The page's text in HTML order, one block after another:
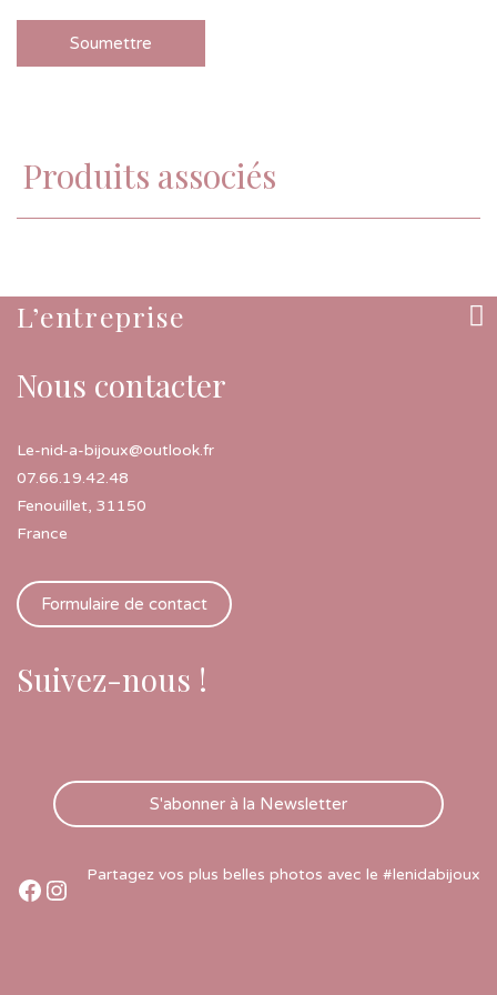
Produits associés
L’entreprise
Nous contacter
Le-nid-a-bijoux@outlook.fr
07.66.19.42.48
Fenouillet, 31150
France
Formulaire de contact
Suivez-nous !
S'abonner à la Newsletter
Partagez vos plus belles photos avec le #lenidabijoux